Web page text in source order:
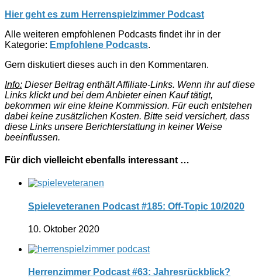
Hier geht es zum Herrenspielzimmer Podcast
Alle weiteren empfohlenen Podcasts findet ihr in der
Kategorie: Empfohlene Podcasts.
Gern diskutiert dieses auch in den Kommentaren.
Info: Dieser Beitrag enthält Affiliate-Links. Wenn ihr auf diese
Links klickt und bei dem Anbieter einen Kauf tätigt,
bekommen wir eine kleine Kommission. Für euch entstehen
dabei keine zusätzlichen Kosten. Bitte seid versichert, dass
diese Links unsere Berichterstattung in keiner Weise
beeinflussen.
Für dich vielleicht ebenfalls interessant …
Spieleveteranen Podcast #185: Off-Topic 10/2020
10. Oktober 2020
Herrenzimmer Podcast #63: Jahresrückblick?